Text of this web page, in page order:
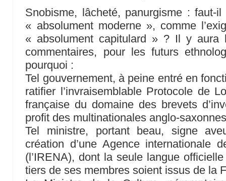
Snobisme, lâcheté, panurgisme : faut-
« absolument moderne », comme
« absolument capitulard » ? Il y
commentaires, pour les futurs
pourquoi :
Tel gouvernement, à peine entré en
ratifier l’invraisemblable Protocole de
française du domaine des brevets
profit des multinationales anglo-
Tel ministre, portant beau, signe
création d’une Agence internationale
(l’IRENA), dont la seule langue
tiers de ses membres soient issus de la